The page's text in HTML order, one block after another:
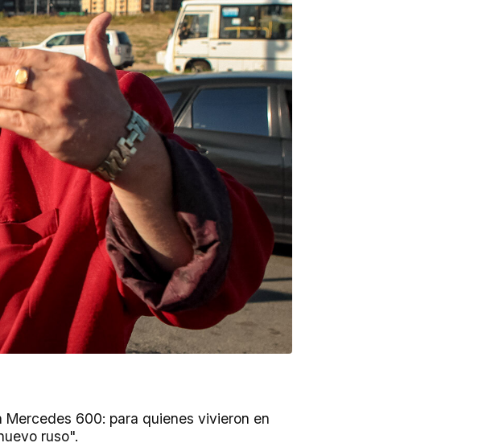
600: para quienes vivieron en
ruso".